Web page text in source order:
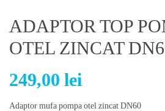
ADAPTOR TOP
OTEL ZINCAT
249,00 lei
Adaptor mufa pompa otel zincat DN60